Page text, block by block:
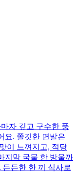
자 깊고 구수한 풍
요. 쫄깃한 면발은
이 느껴지고, 적당
지막 국물 한 방울까
든한 한 끼 식사로